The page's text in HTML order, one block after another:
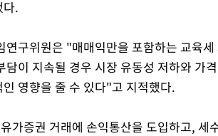
다.
연구위원은 "매매익만을 포함하는 교육
담이 지속될 경우 시장 유동성 저하와 가
영향을 줄 수 있다"고 지적했다.
가증권 거래에 손익통산을 도입하고, 세